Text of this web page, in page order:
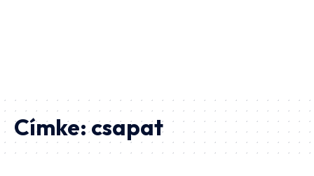
Címke:csapat